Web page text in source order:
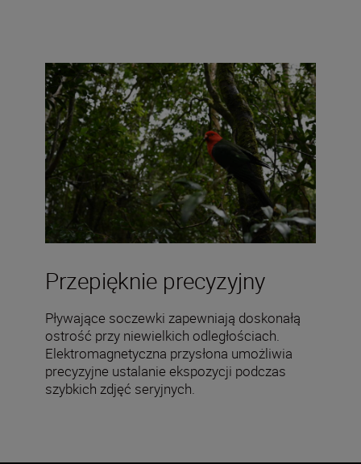
Przepięknie precyzyjny
Pływające soczewki zapewniają doskonałą
ostrość przy niewielkich odległościach.
Elektromagnetyczna przysłona umożliwia
precyzyjne ustalanie ekspozycji podczas
szybkich zdjęć seryjnych.